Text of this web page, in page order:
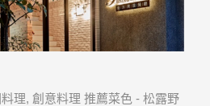
理, 創意料理 推薦菜色 - 松露野